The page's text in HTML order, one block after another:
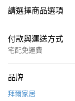
請選擇商品選項
付款與運送方式
宅配免運費
信用卡一次付款
品牌
拜爾家居